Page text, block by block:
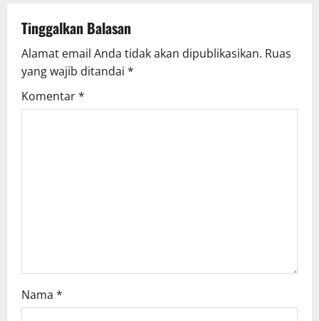
v
i
g
Tinggalkan Balasan
Alamat email Anda tidak akan dipublikasikan. Ruas
yang wajib ditandai *
Komentar*
Nama *